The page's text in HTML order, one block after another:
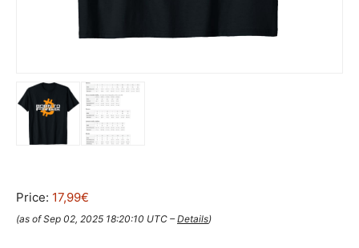
Price: 17,99€
(as of Sep 02, 2025 18:20:10 UTC –Details)